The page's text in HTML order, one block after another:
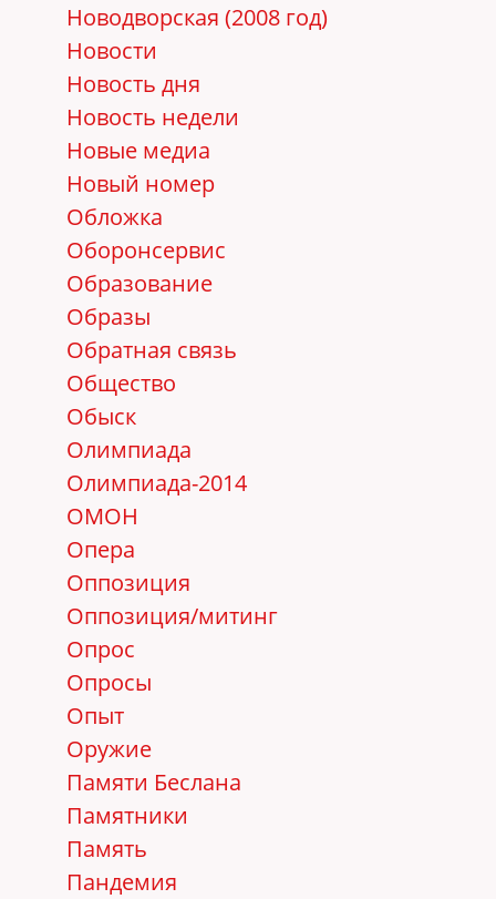
Новодворская (2008 год)
Новости
Новость дня
Новость недели
Новые медиа
Новый номер
Обложка
Оборонсервис
Образование
Образы
Обратная связь
Общество
Обыск
Олимпиада
Олимпиада-2014
ОМОН
Опера
Оппозиция
Оппозиция/митинг
Опрос
Опросы
Опыт
Оружие
Памяти Беслана
Памятники
Память
Пандемия